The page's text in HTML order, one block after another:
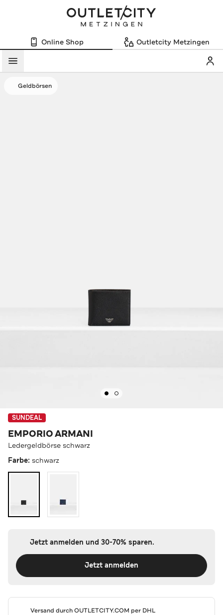
Online Shop Outletcity Metzingen
Menü
Geldbörsen
SUNDEAL
EMPORIO ARMANI
Ledergeldbörse schwarz
Farbe: schwarz
Jetzt anmelden und 30-70% sparen.
Jetzt anmelden
Versand durchOUTLETCITY.COM per DHL